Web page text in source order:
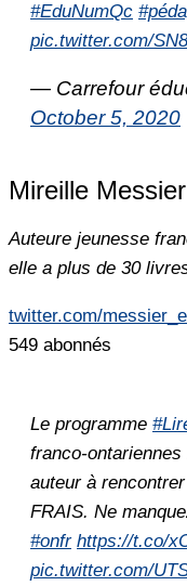
#EduNumQc
pic.twitter.com/
— Carrefour
October 5, 2020
Mireille Messier
Auteure jeunesse
elle a plus de 30
twitter.com/
549 abonnés
Le programme
franco-
auteur à
FRAIS. Ne
#onfr https://t.co/
pic.twitter.com/